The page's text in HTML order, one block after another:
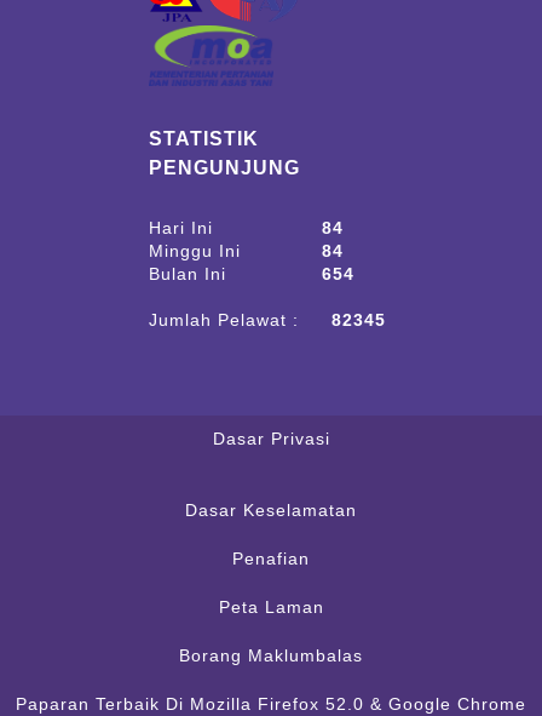
STATISTIK
PENGUNJUNG
Hari Ini
84
Minggu Ini
84
Bulan Ini
654
Jumlah Pelawat : 82345
Dasar Privasi
Dasar Keselamatan
Penafian
Peta Laman
Borang Maklumbalas
Paparan Terbaik Di Mozilla Firefox 52.0 & Google Chrome